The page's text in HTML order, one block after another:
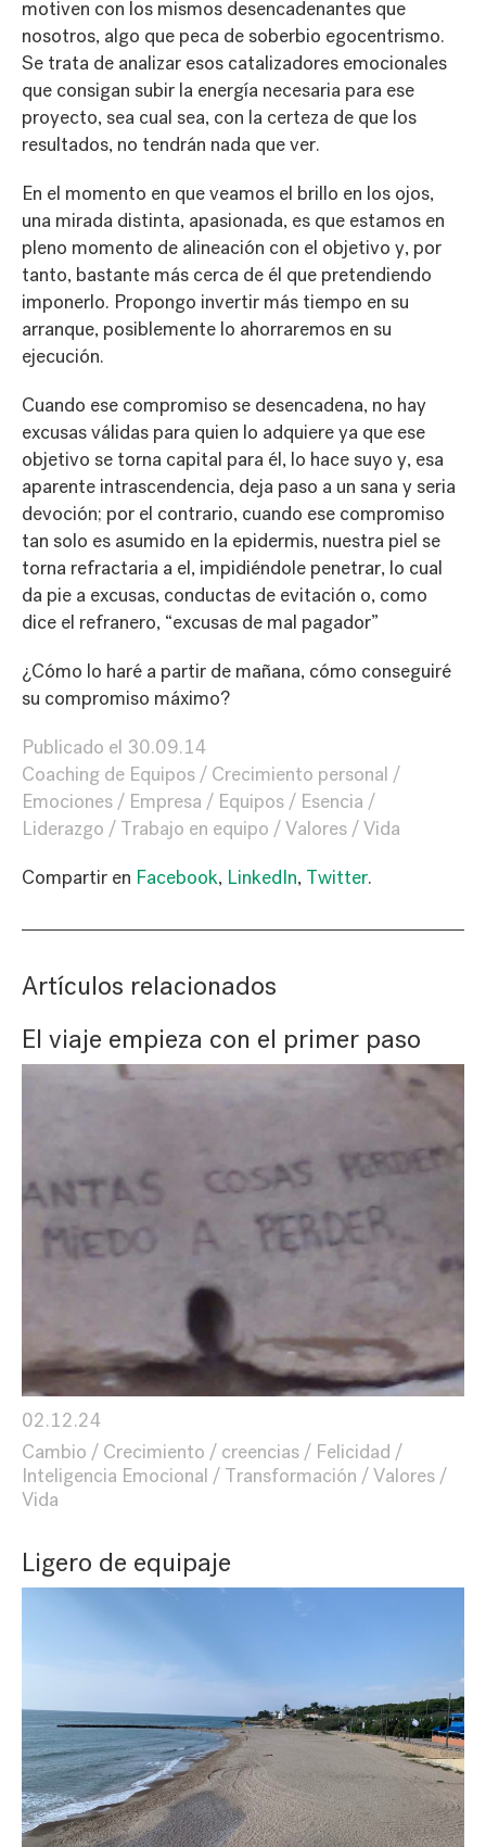
motiven con los mismos desencadenantes que
nosotros, algo que peca de soberbio egocentrismo.
Se trata de analizar esos catalizadores emocionales
que consigan subir la energía necesaria para ese
proyecto, sea cual sea, con la certeza de que los
resultados, no tendrán nada que ver.
En el momento en que veamos el brillo en los ojos,
una mirada distinta, apasionada, es que estamos en
pleno momento de alineación con el objetivo y, por
tanto, bastante más cerca de él que pretendiendo
imponerlo. Propongo invertir más tiempo en su
arranque, posiblemente lo ahorraremos en su
ejecución.
Cuando ese compromiso se desencadena, no hay
excusas válidas para quien lo adquiere ya que ese
objetivo se torna capital para él, lo hace suyo y, esa
aparente intrascendencia, deja paso a un sana y seria
devoción; por el contrario, cuando ese compromiso
tan solo es asumido en la epidermis, nuestra piel se
torna refractaria a el, impidiéndole penetrar, lo cual
da pie a excusas, conductas de evitación o, como
dice el refranero, “excusas de mal pagador”
¿Cómo lo haré a partir de mañana, cómo conseguiré
su compromiso máximo?
Publicado el 30.09.14
Coaching de Equipos
Crecimiento personal
Emociones
Empresa Equipos
Esencia
Liderazgo
Trabajo en equipo Valores Vida
Compartir en Facebook, LinkedIn, Twitter.
Artículos relacionados
El viaje empieza con el primer paso
02.12.24
Cambio
Crecimiento creencias
Felicidad
Inteligencia Emocional
Transformación
Valores
Vida
Ligero de equipaje